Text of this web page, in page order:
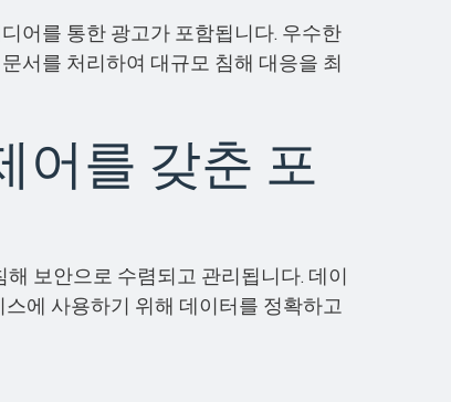
어를 통한 광고가 포함됩니다. 우수한
서를 처리하여 대규모 침해 대응을 최
어를 갖춘 포
보안으로 수렴되고 관리됩니다. 데이
에 사용하기 위해 데이터를 정확하고